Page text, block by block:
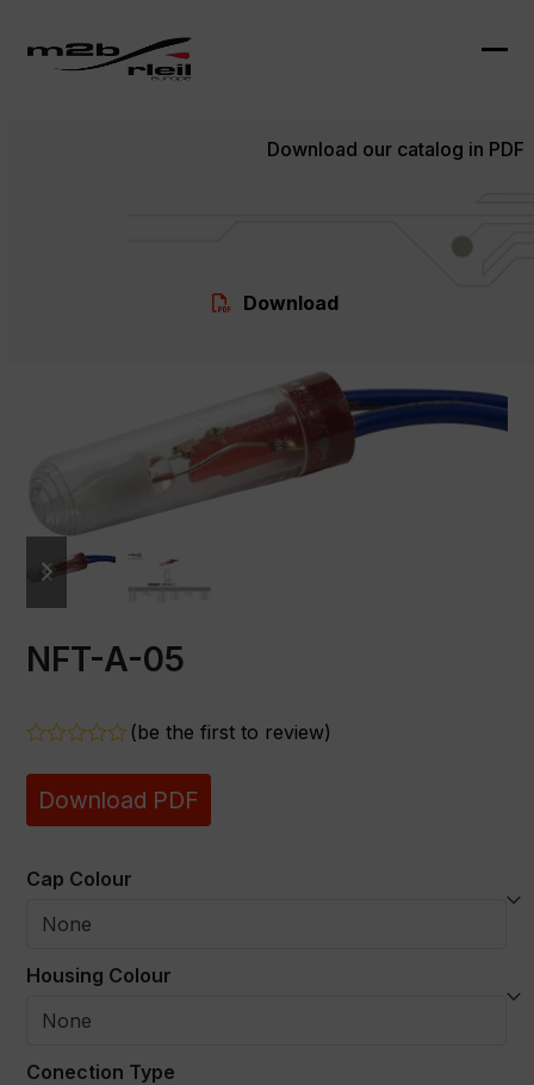
content
Download our catalog in PDF
Download
previous
slide
next
slide
NFT-A-05
0
out
(be the first to review)
Download PDF
Cap Colour
Housing Colour
Conection Type